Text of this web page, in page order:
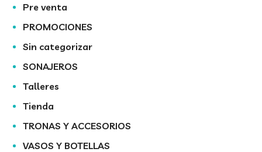
Pre venta
PROMOCIONES
Sin categorizar
SONAJEROS
Talleres
Tienda
TRONAS Y ACCESORIOS
VASOS Y BOTELLAS